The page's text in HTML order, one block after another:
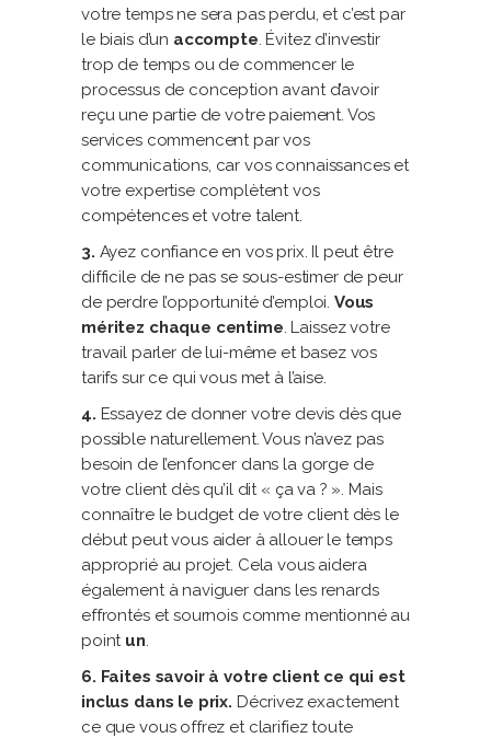
votre temps ne sera pas perdu, et c’est par
le biais d’un accompte. Évitez d’investir
trop de temps ou de commencer le
processus de conception avant d’avoir
reçu une partie de votre paiement. Vos
services commencent par vos
communications, car vos connaissances et
votre expertise complètent vos
compétences et votre talent.
3. Ayez confiance en vos prix. Il peut être
difficile de ne pas se sous-estimer de peur
de perdre l’opportunité d’emploi. Vous
méritez chaque centime. Laissez votre
travail parler de lui-même et basez vos
tarifs sur ce qui vous met à l’aise.
4. Essayez de donner votre devis dès que
possible naturellement. Vous n’avez pas
besoin de l’enfoncer dans la gorge de
votre client dès qu’il dit « ça va ? ». Mais
connaître le budget de votre client dès le
début peut vous aider à allouer le temps
approprié au projet. Cela vous aidera
également à naviguer dans les renards
effrontés et sournois comme mentionné au
point un.
6. Faites savoir à votre client ce qui est
inclus dans le prix. Décrivez exactement
ce que vous offrez et clarifiez toute